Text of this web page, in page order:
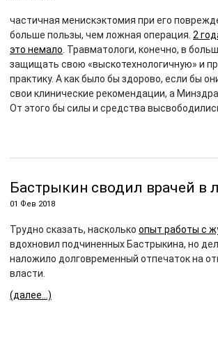
частичная менискэктомия при его
больше пользы, чем ложная операция. 2
это немало . Травматологи, конечно, в
защищать свою «выскотехнологичную» и
практику. А как было бы здорово, если бы
свои клинические рекомендации, а
От этого бы силы и средства
Бастрыкин сводил врачей в
01 Фев 2018
Трудно сказать, насколько опыт работы с
вдохновил подчиненных Бастрыкина, но
наложило долговременный отпечаток на
власти.
(далее…)